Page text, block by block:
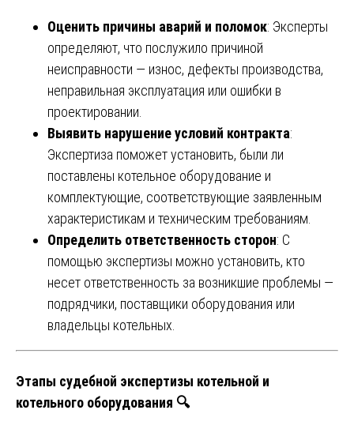
Оценить причины аварий и поломок: Эксперты
определяют, что послужило причиной
неисправности — износ, дефекты производства,
неправильная эксплуатация или ошибки в
проектировании.
Выявить нарушение условий контракта:
Экспертиза поможет установить, были ли
поставлены котельное оборудование и
комплектующие, соответствующие заявленным
характеристикам и техническим требованиям.
Определить ответственность сторон: С
помощью экспертизы можно установить, кто
несет ответственность за возникшие проблемы —
подрядчики, поставщики оборудования или
владельцы котельных.
Этапы судебной экспертизы котельной и
котельного оборудования 🔍